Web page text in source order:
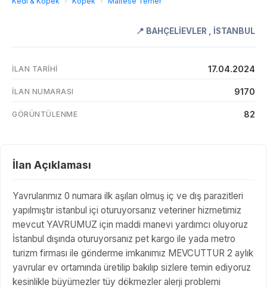
📍 BAHÇELİEVLER İSTANBUL
İLAN TARIHI 17.04.2024
İLAN NUMARASI 9170
GÖRÜNTÜLENME 82
İlan Açıklaması
Yavrularımız 0 numara ilk aşıları olmuş iç ve dış parazitleri
yapılmıştır istanbul içi oturuyorsanız veteriner hizmetimiz
mevcut YAVRUMUZ için maddi manevi yardımcı oluyoruz
İstanbul dışında oturuyorsanız pet kargo ile yada metro
turizm firması ile gönderme imkanımız MEVCUTTUR 2 aylık
yavrular ev ortamında üretilip bakılıp sizlere temin ediyoruz
kesinlikle büyümezler tüy dökmezler alerji problemi